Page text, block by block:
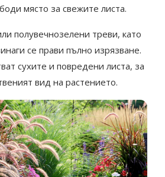
място за свежите листа.
полувечнозелени треви, като
се прави пълно изрязване.
сухите и повредени листа, за
вид на растението.